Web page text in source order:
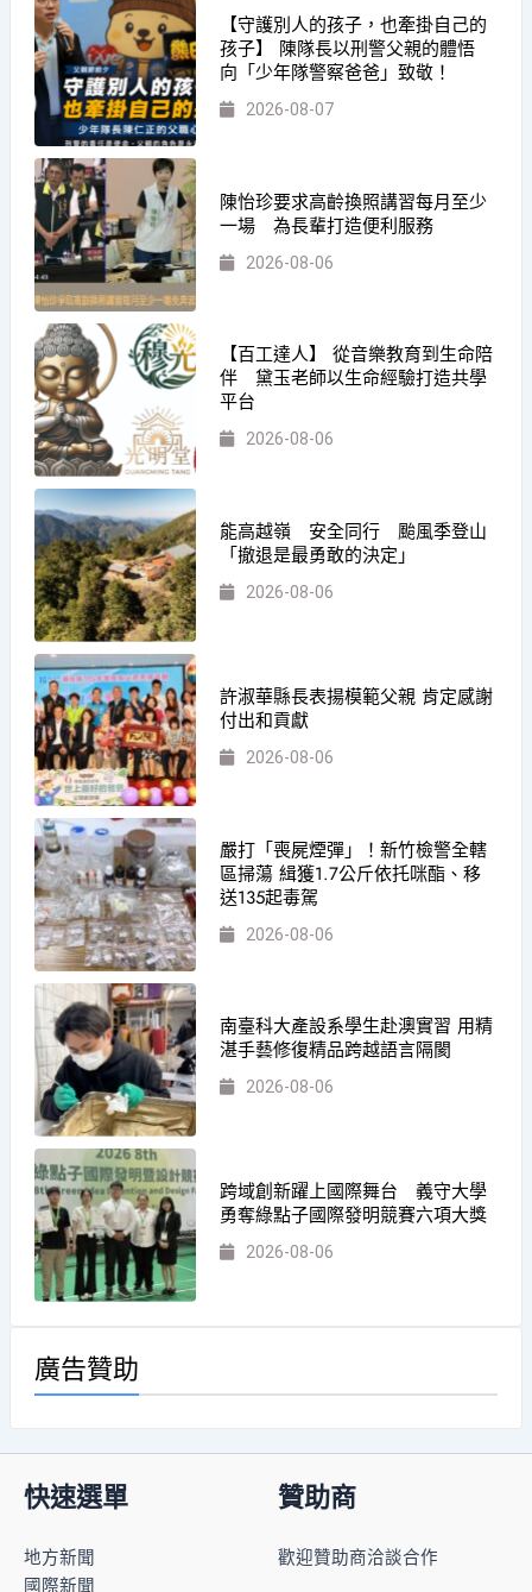
【守護別人的孩子，也牽掛自己的
孩子】 陳隊長以刑警父親的體悟
向「少年隊警察爸爸」致敬！
2026-08-07
陳怡珍要求高齡換照講習每月至少
一場 為長輩打造便利服務
2026-08-06
【百工達人】 從音樂教育到生命陪
伴 黛玉老師以生命經驗打造共學
平台
2026-08-06
能高越嶺 安全同行 颱風季登山
「撤退是最勇敢的決定」
2026-08-06
許淑華縣長表揚模範父親 肯定感謝
付出和貢獻
2026-08-06
嚴打「喪屍煙彈」！新竹檢警全轄
區掃蕩 緝獲1.7公斤依托咪酯、移
送135起毒駕
2026-08-06
南臺科大產設系學生赴澳實習 用精
湛手藝修復精品跨越語言隔閡
2026-08-06
跨域創新躍上國際舞台 義守大學
勇奪綠點子國際發明競賽六項大獎
2026-08-06
廣告贊助
快速選單
地方新聞
國際新聞
贊助商
歡迎贊助商洽談合作